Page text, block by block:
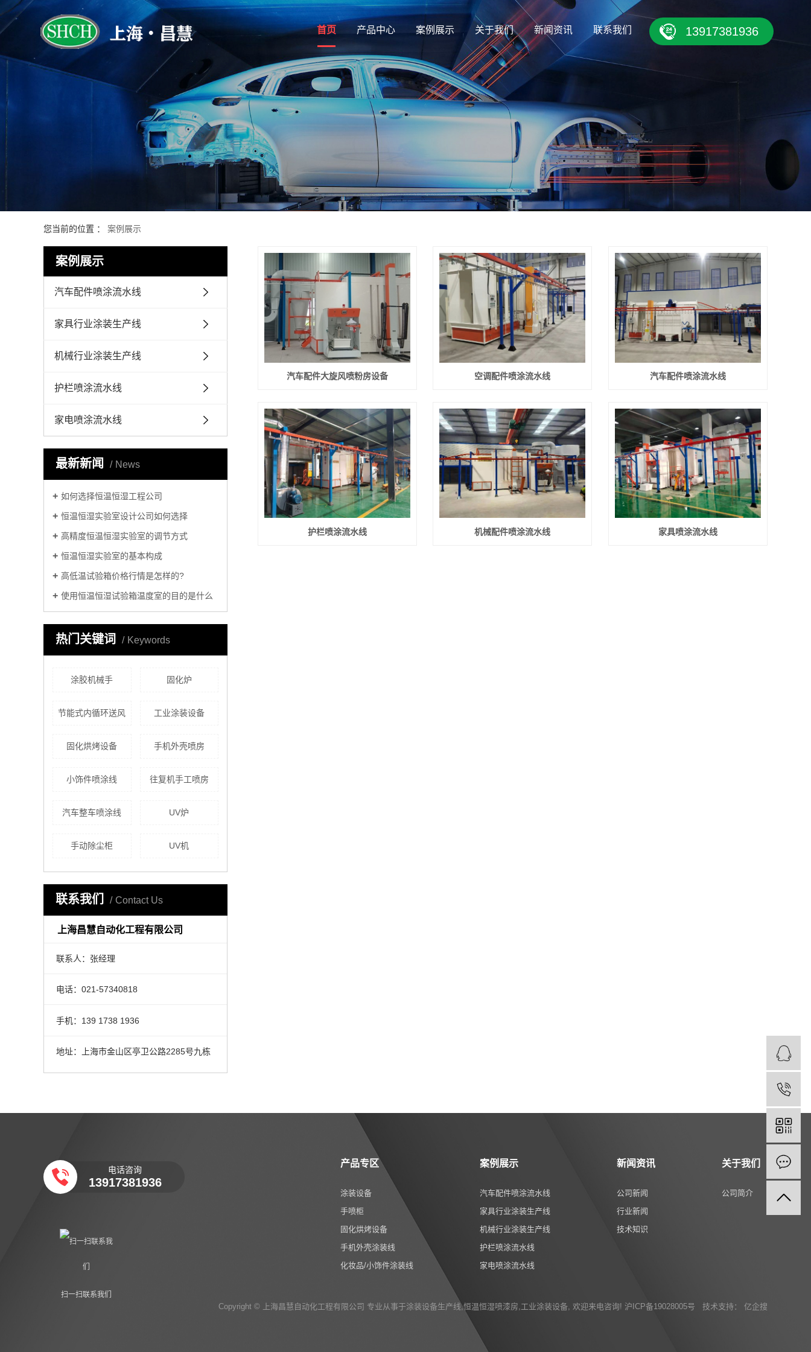
13917381936
首页 产品中心 案例展示 关于我们 新闻资讯 联系我们
您当前的位置 ： 案例展示
案例展示
汽车配件喷涂流水线
家具行业涂装生产线
机械行业涂装生产线
护栏喷涂流水线
家电喷涂流水线
最新新闻 News
如何选择恒温恒湿工程公司
恒温恒湿实验室设计公司如何选择
高精度恒温恒湿实验室的调节方式
恒温恒湿实验室的基本构成
高低温试验箱价格行情是怎样的?
使用恒温恒湿试验箱温度室的目的是什么
热门关键词 Keywords
涂胶机械手 固化炉
节能式内循环送风 工业涂装设备
固化烘烤设备 手机外壳喷房
小饰件喷涂线 往复机手工喷房
汽车整车喷涂线 UV炉
手动除尘柜 UV机
联系我们 Contact Us
上海昌慧自动化工程有限公司
联系人：张经理
电话：021-57340818
手机：139 1738 1936
地址：上海市金山区亭卫公路2285号九栋
汽车配件大旋风喷粉房设备 空调配件喷涂流水线 汽车配件喷涂流水线
护栏喷涂流水线 机械配件喷涂流水线 家具喷涂流水线
产品专区
涂装设备
手喷柜
固化烘烤设备
手机外壳涂装线
化妆品/小饰件涂装线
案例展示
汽车配件喷涂流水线
家具行业涂装生产线
机械行业涂装生产线
护栏喷涂流水线
家电喷涂流水线
新闻资讯
公司新闻
行业新闻
技术知识
关于我们
公司简介
电话咨询
13917381936
扫一扫联系我们
Copyright © 上海昌慧自动化工程有限公司 专业从事于涂装设备生产线,恒温恒湿喷漆房 工业涂装设备 , 欢迎来电咨询! 沪ICP备19028005号 技术支持： 亿企搜